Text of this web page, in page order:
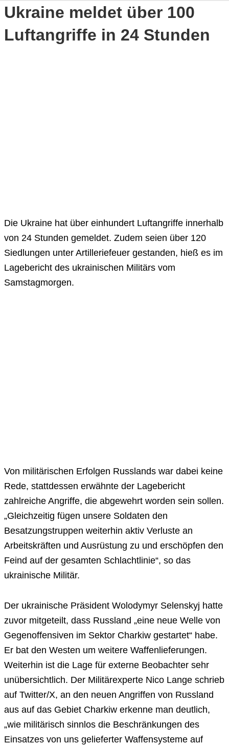
Ukraine meldet über 100
Luftangriffe in 24 Stunden
Die Ukraine hat über einhundert Luftangriffe innerhalb
von 24 Stunden gemeldet. Zudem seien über 120
Siedlungen unter Artilleriefeuer gestanden, hieß es im
Lagebericht des ukrainischen Militärs vom
Samstagmorgen.
Von militärischen Erfolgen Russlands war dabei keine
Rede, stattdessen erwähnte der Lagebericht
zahlreiche Angriffe, die abgewehrt worden sein sollen.
„Gleichzeitig fügen unsere Soldaten den
Besatzungstruppen weiterhin aktiv Verluste an
Arbeitskräften und Ausrüstung zu und erschöpfen den
Feind auf der gesamten Schlachtlinie“, so das
ukrainische Militär.
Der ukrainische Präsident Wolodymyr Selenskyj hatte
zuvor mitgeteilt, dass Russland „eine neue Welle von
Gegenoffensiven im Sektor Charkiw gestartet“ habe.
Er bat den Westen um weitere Waffenlieferungen.
Weiterhin ist die Lage für externe Beobachter sehr
unübersichtlich. Der Militärexperte Nico Lange schrieb
auf Twitter/X, an den neuen Angriffen von Russland
aus auf das Gebiet Charkiw erkenne man deutlich,
„wie militärisch sinnlos die Beschränkungen des
Einsatzes von uns gelieferter Waffensysteme auf